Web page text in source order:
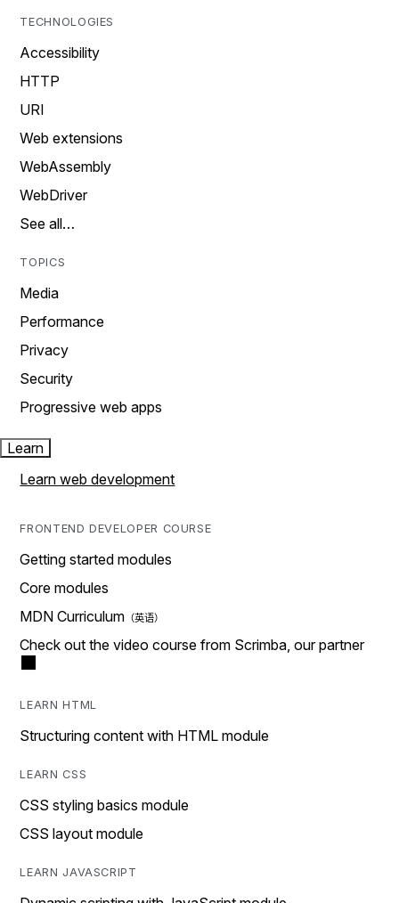
TECHNOLOGIES
Accessibility
HTTP
URI
Web extensions
WebAssembly
WebDriver
See all…
TOPICS
Media
Performance
Privacy
Security
Progressive web apps
Learn
Learn web development
FRONTEND DEVELOPER COURSE
Getting started modules
Core modules
MDN Curriculum
Check out the video course from Scrimba, our partner
LEARN HTML
Structuring content with HTML module
LEARN CSS
CSS styling basics module
CSS layout module
LEARN JAVASCRIPT